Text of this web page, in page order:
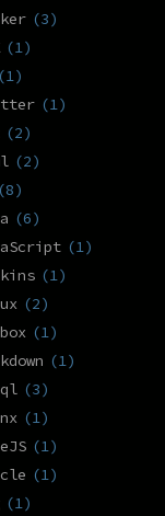
3
1
1
1
2
2
8
6
1
1
2
1
1
3
1
1
1
1